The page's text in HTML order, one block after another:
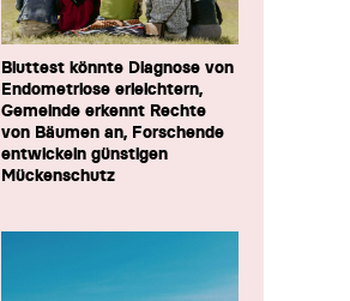
Bluttest könnte Diagnose von
Endometriose erleichtern,
Gemeinde erkennt Rechte
von Bäumen an, Forschende
entwickeln günstigen
Mückenschutz